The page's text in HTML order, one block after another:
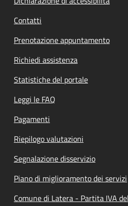
Contatti
Prenotazione appuntamento
Richiedi assistenza
Statistiche del portale
Leggi le FAQ
Pagamenti
Riepilogo valutazioni
Segnalazione disservizio
Piano di miglioramento dei servizi
Comune di Latera - Partita IVA